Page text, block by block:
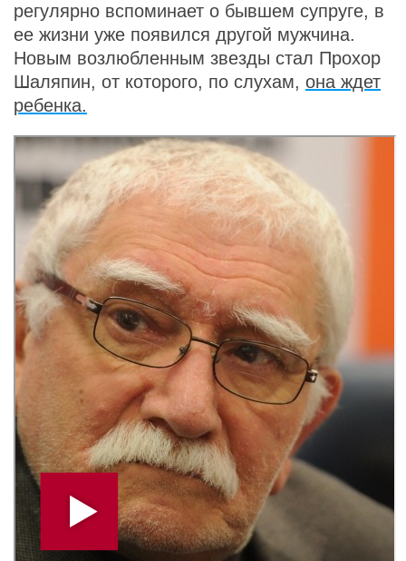
регулярно вспоминает о бывшем супруге, в
ее жизни уже появился другой мужчина.
Новым возлюбленным звезды стал Прохор
Шаляпин, от которого, по слухам, она ждет
ребенка.